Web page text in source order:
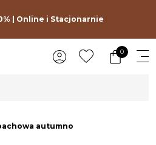
| Online i Stacjonarnie
0
autumno